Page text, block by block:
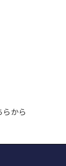
から